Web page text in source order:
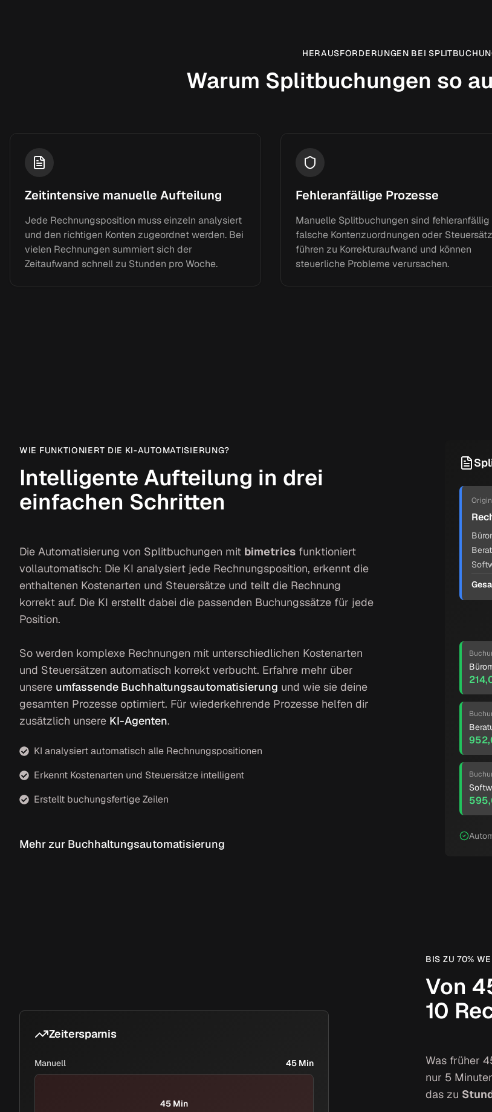
HERAUSFORDERUNGEN BEI
Warum Splitbuchungen so
Zeitintensive manuelle Aufteilung
Jede Rechnungsposition muss einzeln analysiert
und den richtigen Konten zugeordnet werden. Bei
vielen Rechnungen summiert sich der
Zeitaufwand schnell zu Stunden pro Woche.
Fehleranfällige Prozesse
Manuelle Splitbuchungen sind fehleranfällig
falsche Kontenzuordnungen oder
führen zu Korrekturaufwand und können
steuerliche Probleme verursachen.
WIE FUNKTIONIERT DIE KI-AUTOMATISIERUNG?
Intelligente Aufteilung in drei
einfachen Schritten
Die Automatisierung von Splitbuchungen mit bimetrics funktioniert
vollautomatisch: Die KI analysiert jede Rechnungsposition, erkennt die
enthaltenen Kostenarten und Steuersätze und teilt die Rechnung
korrekt auf. Die KI erstellt dabei die passenden Buchungssätze für jede
Position.
So werden komplexe Rechnungen mit unterschiedlichen Kostenarten
und Steuersätzen automatisch korrekt verbucht. Erfahre mehr über
unsere umfassende Buchhaltungsautomatisierung und wie sie deine
gesamten Prozesse optimiert. Für wiederkehrende Prozesse helfen dir
zusätzlich unsere KI-Agenten.
KI analysiert automatisch alle Rechnungspositionen
Erkennt Kostenarten und Steuersätze intelligent
Erstellt buchungsfertige Zeilen
Mehr zur Buchhaltungsautomatisierung
Zeitersparnis
Manuell 45 Min
45 Min
BIS ZU 70%
Von
10
Was früher
nur 5
das zu